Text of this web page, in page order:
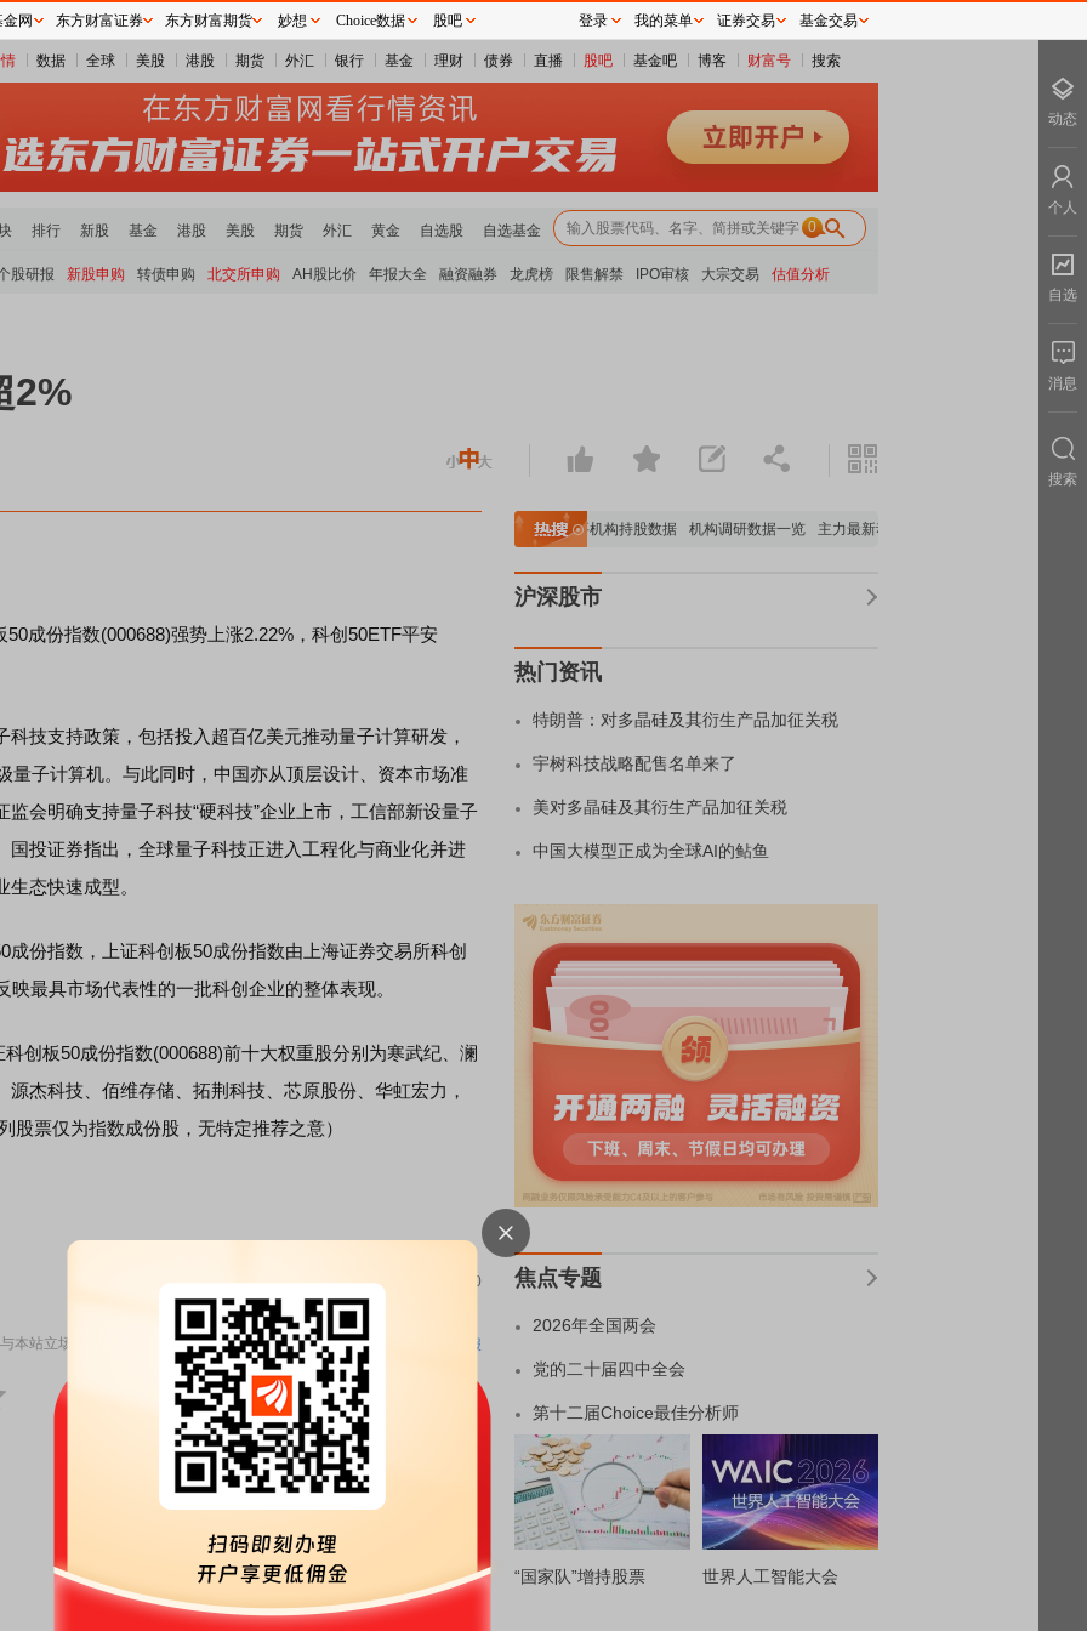
数据 全球 美股 港股 期货 外汇 银行 基金 理财 债券 直播 股吧 基金吧 博客 财富号 搜索
排行 新股 基金 港股 美股 期货 外汇 黄金 自选股 自选基金 0
股研报 新股申购 转债申购 北交所申购 AH股比价 年报大全 融资融券 龙虎榜 限售解禁 IPO审核 大宗交易 估值分析
2%
份指数(000688)强势上涨2.22%，科创50ETF平安
支持政策，包括投入超百亿美元推动量子计算研发，
量子计算机。与此同时，中国亦从顶层设计、资本市场准
会明确支持量子科技“硬科技”企业上市，工信部新设量子
投证券指出，全球量子科技正进入工程化与商业化并进
态快速成型。
指数，上证科创板50成份指数由上海证券交易所科创
最具市场代表性的一批科创企业的整体表现。
板50成份指数(000688)前十大权重股分别为寒武纪、澜
杰科技、佰维存储、拓荆科技、芯原股份、华虹宏力，
股票仅为指数成份股，无特定推荐之意）
责任编辑：70
本站立场无关，不构成投资建议。据此操作，风险自担。 举报
A股估值分析全览 重要机构持股数据 机构调研数据一览 主力最新动向
沪深股市
热门资讯
特朗普：对多晶硅及其衍生产品加征关税
宇树科技战略配售名单来了
美对多晶硅及其衍生产品加征关税
中国大模型正成为全球AI的鲇鱼
焦点专题
2026年全国两会
党的二十届四中全会
第十二届Choice最佳分析师
“国家队”增持股票 世界人工智能大会
网 东方财富证券 东方财富期货 妙想 Choice数据 股吧 登录 我的菜单 证券交易 基金交易
动态
个人
自选
消息
搜索